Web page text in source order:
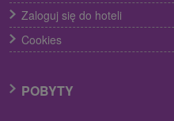
Zaloguj się do hoteli
Cookies
POBYTY